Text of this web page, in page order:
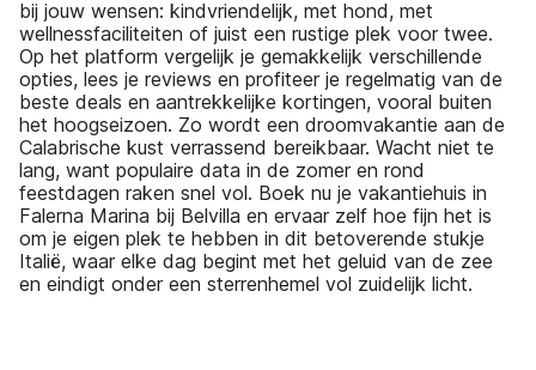
bij jouw wensen: kindvriendelijk, met hond, met
wellnessfaciliteiten of juist een rustige plek voor twee.
Op het platform vergelijk je gemakkelijk verschillende
opties, lees je reviews en profiteer je regelmatig van de
beste deals en aantrekkelijke kortingen, vooral buiten
het hoogseizoen. Zo wordt een droomvakantie aan de
Calabrische kust verrassend bereikbaar. Wacht niet te
lang, want populaire data in de zomer en rond
feestdagen raken snel vol. Boek nu je vakantiehuis in
Falerna Marina bij Belvilla en ervaar zelf hoe fijn het is
om je eigen plek te hebben in dit betoverende stukje
Italië, waar elke dag begint met het geluid van de zee
en eindigt onder een sterrenhemel vol zuidelijk licht.